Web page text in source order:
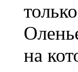
на